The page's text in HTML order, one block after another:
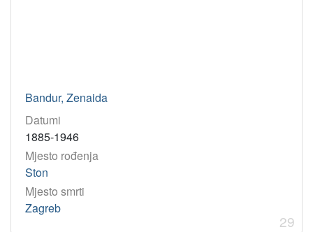
Bandur, Zenaida
Datumi
1885-1946
Mjesto rođenja
Ston
Mjesto smrti
Zagreb
29